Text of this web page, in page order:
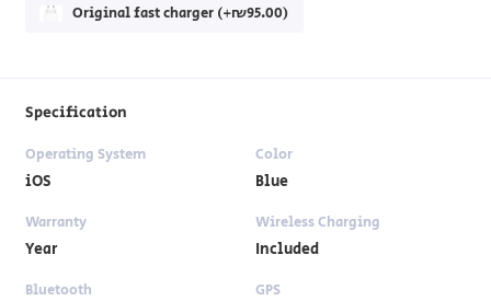
Original fast charger (+₪95.00)
Specification
Operating System
iOS
Color
Blue
Warranty
Year
Wireless Charging
Included
Bluetooth GPS